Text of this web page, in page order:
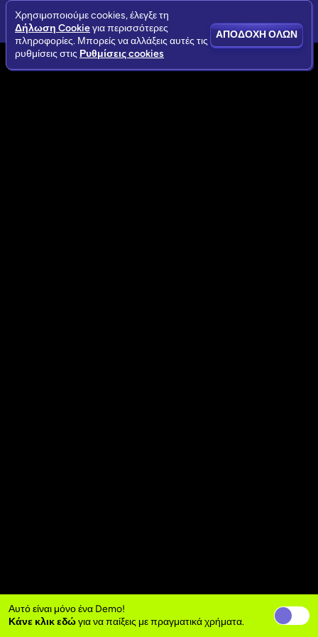
Αυτό είναι μόνο ένα Demo!
Κάνε κλικ εδώγια να παίξεις με πραγματικά χρήματα.
Χρησιμοποιούμε cookies, έλεγξε τη
Δήλωση Cookieγια περισσότερες
πληροφορίες. Μπορείς να αλλάξεις αυτές τις
ρυθμίσεις στις Ρυθμίσεις cookies
ΑΠΟΔΟΧΉ ΌΛΩΝ